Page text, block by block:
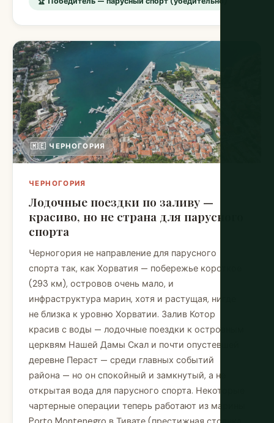
🇲🇪 ЧЕРНОГОРИЯ
ЧЕРНОГОРИЯ
Лодочные поездки по заливу —
красиво, но не страна для парусного
спорта
Черногория не направление для парусного
спорта так, как Хорватия — побережье короткое
(293 км), островов очень мало, и
инфраструктура марин, хотя и растущая, нигде
не близка к уровню Хорватии. Залив Котор
красив с воды — лодочные поездки к островным
церквям Нашей Дамы Скал и почти опустевшей
деревне Пераст — среди главных событий
района — но он спокойный и замкнутый, а не
открытая вода для парусного спорта. Некоторые
чартерные операции теперь работают из марины